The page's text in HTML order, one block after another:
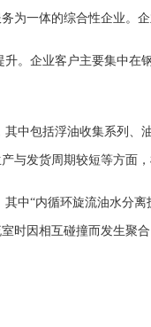
一体的综合性企业。
企业客户主要集中在
包括浮油收集系列、
与发货周期较短等方面
“内循环旋流油水分离
时因相互碰撞而发生